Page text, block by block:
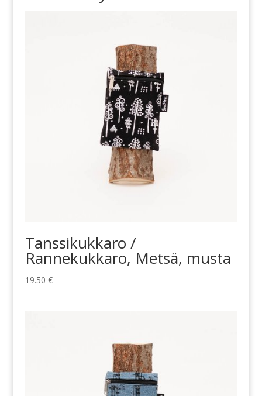
Tanssikukkaro /
Rannekukkaro, Metsä, musta
19.50 €